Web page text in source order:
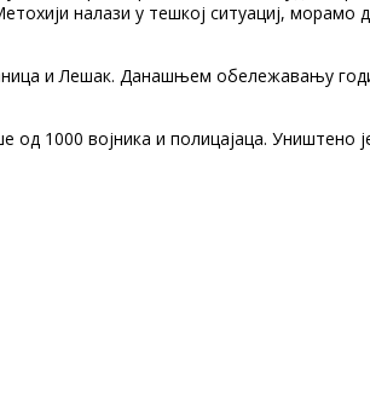
налази у тешкој ситуациј,
и Лешак. Данашњем обележавању
од 1000 војника и полицајаца.